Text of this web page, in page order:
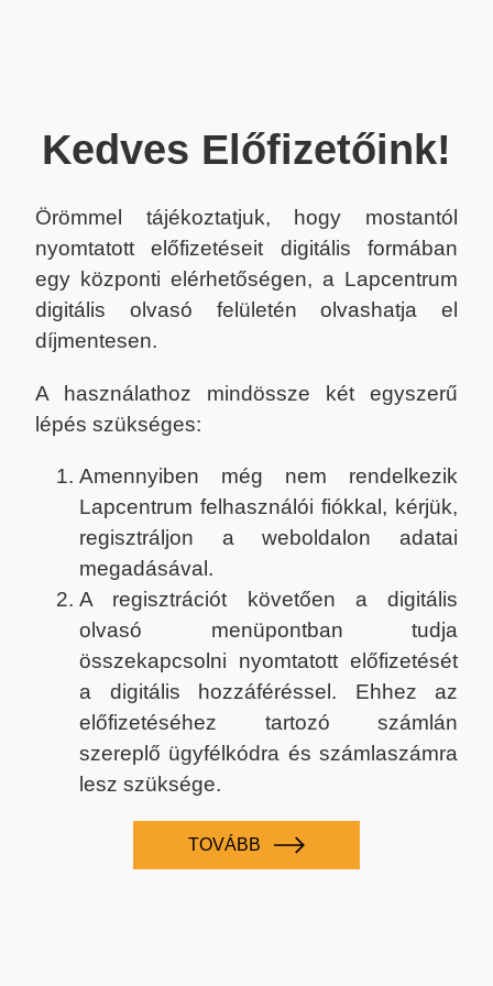
Kedves Előfizetőink!
Örömmel tájékoztatjuk, hogy mostantól
nyomtatott előfizetéseit digitális formában
egy központi elérhetőségen, a Lapcentrum
digitális olvasó felületén olvashatja el
díjmentesen.
A használathoz mindössze két egyszerű
lépés szükséges:
Amennyiben még nem rendelkezik
Lapcentrum felhasználói fiókkal, kérjük,
regisztráljon a weboldalon adatai
megadásával.
A regisztrációt követően a digitális
olvasó menüpontban tudja
összekapcsolni nyomtatott előfizetését
a digitális hozzáféréssel. Ehhez az
előfizetéséhez tartozó számlán
szereplő ügyfélkódra és számlaszámra
lesz szüksége.
TOVÁBB